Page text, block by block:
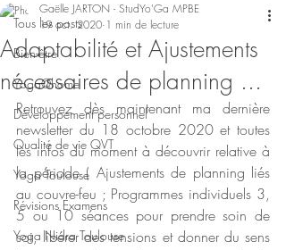
Tous les posts
Bien-être
Yoga@home
Développement personnel
Qualité de vie QVT
Yoga Toulouse
Révisions Examens
Yoga Nidra Toulouse
Adaptabilité et Ajustements
nécessaires de planning ...
Gaëlle JARTON - StudYo'Ga MPBE
19 oct. 2020 1 min de lecture
Retrouvez dès maintenant ma dernière
newsletter du 18 octobre 2020 et toutes
les infos du moment à découvrir relative à
la période ( Ajustements de planning liés
au couvre-feu ; Programmes individuels 3,
5 ou 10 séances pour prendre soin de
soi, libérer des tensions et donner du sens